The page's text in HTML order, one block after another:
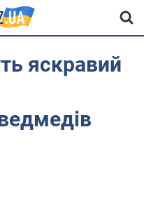
яскравий